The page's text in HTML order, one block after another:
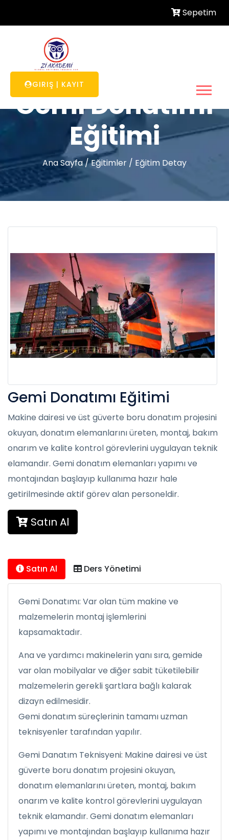
Sepetim
GIRIŞ | KAYIT
Gemi Donatımı
Eğitimi
Ana Sayfa/Eğitimler / Eğitim Detay
Gemi Donatımı Eğitimi
Makine dairesi ve üst güverte boru donatım projesini
okuyan, donatım elemanlarını üreten, montaj, bakım
onarım ve kalite kontrol görevlerini uygulayan teknik
elamandır. Gemi donatım elemanları yapımı ve
montajından başlayıp kullanıma hazır hale
getirilmesinde aktif görev alan personeldir.
Satın Al
Satın Al Ders Yönetimi
Gemi Donatımı: Var olan tüm makine ve
malzemelerin montaj işlemlerini
kapsamaktadır.
Ana ve yardımcı makinelerin yanı sıra, gemide
var olan mobilyalar ve diğer sabit tüketilebilir
malzemelerin gerekli şartlara bağlı kalarak
dizayn edilmesidir.
Gemi donatım süreçlerinin tamamı uzman
teknisyenler tarafından yapılır.
Gemi Danatım Teknisyeni: Makine dairesi ve üst
güverte boru donatım projesini okuyan,
donatım elemanlarını üreten, montaj, bakım
onarım ve kalite kontrol görevlerini uygulayan
teknik elamandır. Gemi donatım elemanları
yapımı ve montajından başlayıp kullanıma hazır